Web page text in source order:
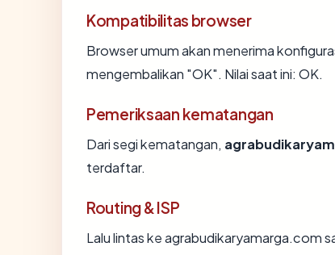
Kompatibilitas browser
Browser umum akan menerima
mengembalikan "OK". Nilai saat ini: OK.
Pemeriksaan kematangan
Dari segi kematangan,
terdaftar.
Routing & ISP
Lalu lintas ke agrabudikaryamarga.com